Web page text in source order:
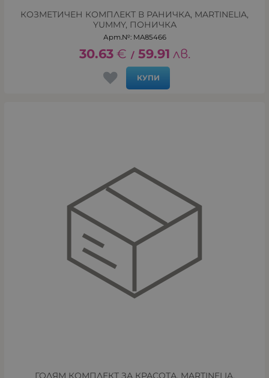
КОЗМЕТИЧЕН КОМПЛЕКТ В РАНИЧКА, MARTINELIA,
YUMMY, ПОНИЧКА
Арт.№: MA85466
30.63 € / 59.91 лв.
КУПИ
ГОЛЯМ КОМПЛЕКТ ЗА КРАСОТА, MARTINELIA,